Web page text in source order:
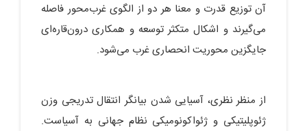
آن توزیع قدرت و معنا هر دو از الگوی غرب‌محور فاصله
می‌گیرند و اشکال متکثر توسعه و همکاری درون‌قاره‌ای
جایگزین محوریت انحصاری غرب می‌شود.
از منظر نظری، آسیایی‌ شدن بیانگر انتقال تدریجی وزن
ژئوپلیتیکی و ژئواکونومیکی نظام جهانی به آسیاست.